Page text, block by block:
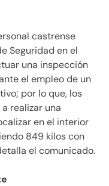
castrense
Seguridad en el
una inspección
el empleo de un
por lo que, los
realizar una
en el interior
849 kilos con
el comunicado.